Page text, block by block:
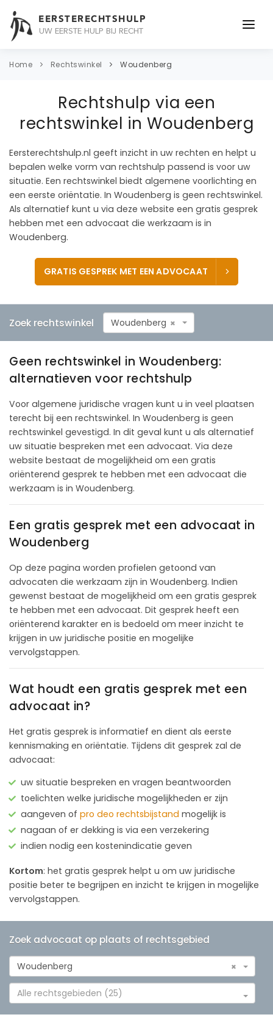
EERSTERECHTSHULP
UW EERSTE HULP BIJ RECHT
ONDERWERPEN
ADVOCAAT
CONTACT
Home Rechtswinkel Woudenberg
Rechtshulp via een
rechtswinkel in Woudenberg
Eersterechtshulp.nl geeft inzicht in uw rechten en helpt u
bepalen welke vorm van rechtshulp passend is voor uw
situatie. Een rechtswinkel biedt algemene voorlichting en
een eerste oriëntatie. In Woudenberg is geen rechtswinkel.
Als alternatief kunt u via deze website een gratis gesprek
hebben met een advocaat die werkzaam is in
Woudenberg.
GRATIS GESPREK MET EEN ADVOCAAT
Zoek rechtswinkel ×
Woudenberg
Geen rechtswinkel in Woudenberg:
alternatieven voor rechtshulp
Voor algemene juridische vragen kunt u in veel plaatsen
terecht bij een rechtswinkel. In Woudenberg is geen
rechtswinkel gevestigd. In dit geval kunt u als alternatief
uw situatie bespreken met een advocaat. Via deze
website bestaat de mogelijkheid om een gratis
oriënterend gesprek te hebben met een advocaat die
werkzaam is in Woudenberg.
Een gratis gesprek met een advocaat in
Woudenberg
Op deze pagina worden profielen getoond van
advocaten die werkzaam zijn in Woudenberg. Indien
gewenst bestaat de mogelijkheid om een gratis gesprek
te hebben met een advocaat. Dit gesprek heeft een
oriënterend karakter en is bedoeld om meer inzicht te
krijgen in uw juridische positie en mogelijke
vervolgstappen.
Wat houdt een gratis gesprek met een
advocaat in?
Het gratis gesprek is informatief en dient als eerste
kennismaking en oriëntatie. Tijdens dit gesprek zal de
advocaat:
uw situatie bespreken en vragen beantwoorden
toelichten welke juridische mogelijkheden er zijn
aangeven of pro deo rechtsbijstand mogelijk is
nagaan of er dekking is via een verzekering
indien nodig een kostenindicatie geven
Kortom: het gratis gesprek helpt u om uw juridische
positie beter te begrijpen en inzicht te krijgen in mogelijke
vervolgstappen.
Zoek advocaat op plaats of rechtsgebied
×
Woudenberg
Alle rechtsgebieden (25)